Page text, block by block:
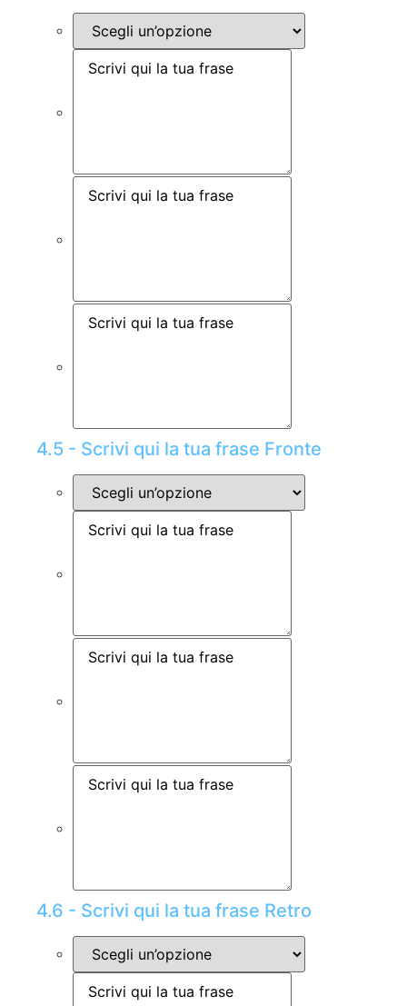
4.5 - Scrivi qui la tua frase Fronte
4.6 - Scrivi qui la tua frase Retro